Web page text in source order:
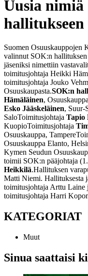
Uusia
hallitukseen
Suomen Osuuskauppojen
valinnut SOK:n
jäseniksi nimettiin
toimitusjohtaja Heikki
toimitusjohtaja Jouko
Osuuskaupasta.SOK:n
Hämäläinen,
Esko Jääskeläinen, Suur-
SaloToimitusjohtaja Tapio
KuopioToimitusjohtaja
Osuuskauppa, Tampere
Osuuskauppa Elanto,
Kymen Seudun
toimii SOK:n pääjohtaja
Heikkilä.Hallituksen
Matti Niemi. Hallituksesta
toimitusjohtaja Arttu Laine
toimitusjohtaja Harri
KATEGORIAT
Muut
Sinua saattaisi